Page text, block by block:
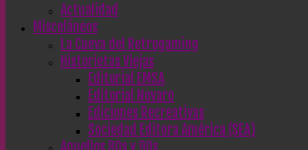
Actualidad
Misceláneos
La Cueva del Retrogaming
Historietas Viejas
Editorial EMSA
Editorial Novaro
Ediciones Recreativas
Sociedad Editora América (SEA)